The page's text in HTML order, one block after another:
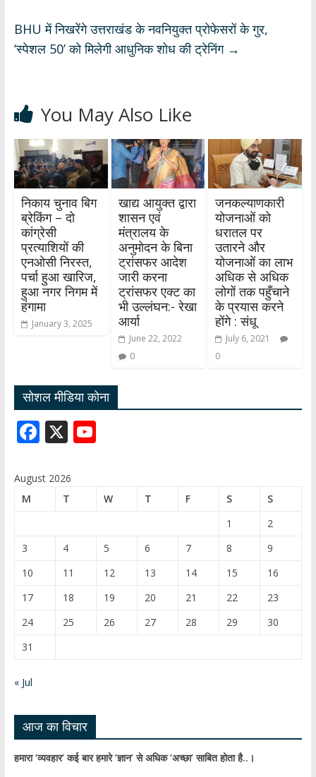
p k
BHU में निखरेंगे उत्तराखंड के नवनियुक्त प्रोफेसरों के गुर,
‘स्पेशल 50’ को मिलेगी आधुनिक शोध की ट्रेनिंग →
You May Also Like
निकाय चुनाव बिग
ब्रेकिंग – दो
कांग्रेसी
प्रत्याशियों की
एनओसी निरस्त,
पर्चा हुआ खारिज,
हुआ नगर निगम में
हंगामा
January 3, 2025
खाद्य आयुक्त द्वारा
शासन एवं
मंत्रालय के
अनुमोदन के बिना
ट्रांसफर आदेश
जारी करना
ट्रांसफर एक्ट का
भी उल्लंघन:- रेखा
आर्या
June 22, 2022
0
जनकल्याणकारी
योजनाओं को
धरातल पर
उतारने और
योजनाओं का लाभ
अधिक से अधिक
लोगों तक पहुँचाने
के प्रयास करने
होंगे : संधू
July 6, 2021
0
सोशल मीडिया कोना
F
e
X Y
T
b
e
C
h
a
August 2026
M
T W T F S
S
1
2
3
4 5 6 7 8
9
10
11 12 13 14 15
16
17
18 19 20 21 22
23
24
25 26 27 28 29
30
31
« Jul
आज का विचार
हमारा ‘व्यवहार’ कई बार हमारे ‘ज्ञान’ से अधिक ‘अच्छा’ साबित होता है..।